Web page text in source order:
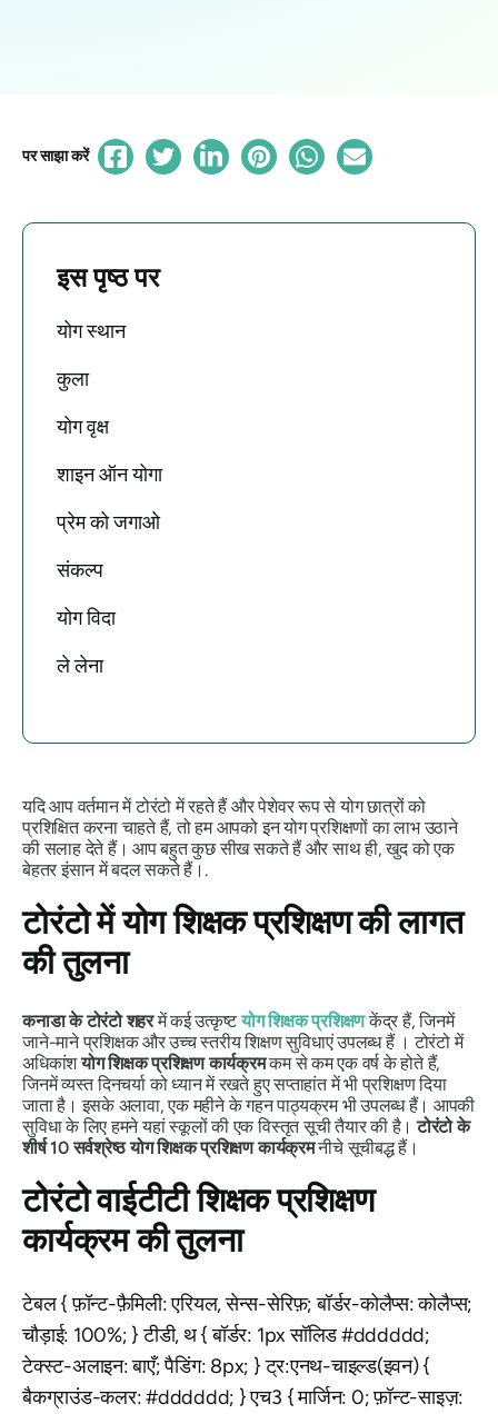
पर साझा करें
इस पृष्ठ पर
योग स्थान
कुला
योग वृक्ष
शाइन ऑन योगा
प्रेम को जगाओ
संकल्प
योग विदा
ले लेना
यदि आप वर्तमान में टोरंटो में रहते हैं और पेशेवर रूप से योग छात्रों को
प्रशिक्षित करना चाहते हैं, तो हम आपको इन योग प्रशिक्षणों का लाभ उठाने
की सलाह देते हैं। आप बहुत कुछ सीख सकते हैं और साथ ही, खुद को एक
बेहतर इंसान में बदल सकते हैं।.
टोरंटो में योग शिक्षक प्रशिक्षण की लागत
की तुलना
कनाडा के टोरंटो शहरमें कई उत्कृष्टयोग शिक्षक प्रशिक्षणकेंद्र हैं, जिनमें
जाने-माने प्रशिक्षक और उच्च स्तरीय शिक्षण सुविधाएं उपलब्ध हैं । टोरंटो में
अधिकांशयोग शिक्षक प्रशिक्षण कार्यक्रमकम से कम एक वर्ष के होते हैं,
जिनमें व्यस्त दिनचर्या को ध्यान में रखते हुए सप्ताहांत में भी प्रशिक्षण दिया
जाता है। इसके अलावा, एक महीने के गहन पाठ्यक्रम भी उपलब्ध हैं। आपकी
सुविधा के लिए हमने यहां स्कूलों की एक विस्तृत सूची तैयार की है।टोरंटो के
शीर्ष 10 सर्वश्रेष्ठ योग शिक्षक प्रशिक्षण कार्यक्रमनीचे सूचीबद्ध हैं।
टोरंटो वाईटीटी शिक्षक प्रशिक्षण
कार्यक्रम की तुलना
टेबल { फ़ॉन्ट-फ़ैमिली: एरियल, सेन्स-सेरिफ़; बॉर्डर-कोलैप्स: कोलैप्स;
चौड़ाई: 100%; } टीडी, थ { बॉर्डर: 1px सॉलिड #dddddd;
टेक्स्ट-अलाइन: बाएँ; पैडिंग: 8px; } ट्र:एनथ-चाइल्ड(इवन) {
बैकग्राउंड-कलर: #dddddd; } एच3 { मार्जिन: 0; फ़ॉन्ट-साइज़: